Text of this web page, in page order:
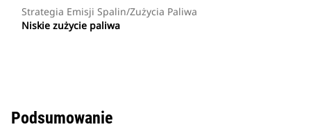
Strategia Emisji Spalin/zużycia Paliwa
Niskie zużycie paliwa
Podsumowanie